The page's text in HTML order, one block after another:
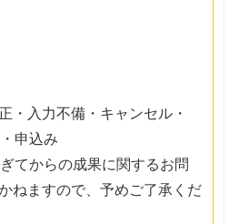
・入力不備・キャンセル・
申込み
てからの成果に関するお問
ねますので、予めご了承くだ